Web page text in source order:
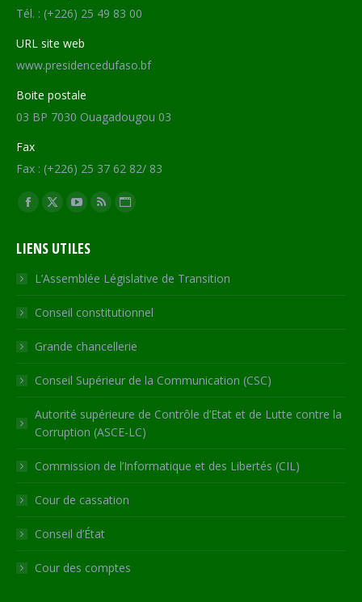
Tél. : (+226) 25 49 83 00
URL site web
www.presidencedufaso.bf
Boite postale
03 BP 7030 Ouagadougou 03
Fax
Fax : (+226) 25 37 62 82/ 83
Trouvez nous sur :
Facebook
opens
in
new
window
X
opens
in
new
window
YouTube
opens
in
new
window
RSS
in
new
window
Site
opens
in
new
LIENS UTILES
L’Assemblée Législative de Transition
Conseil constitutionnel
Grande chancellerie
Conseil Supérieur de la Communication (CSC)
Autorité supérieure de Contrôle d’Etat et de Lutte contre la
Corruption (ASCE-LC)
Commission de l’Informatique et des Libertés (CIL)
Cour de cassation
Conseil d’État
Cour des comptes